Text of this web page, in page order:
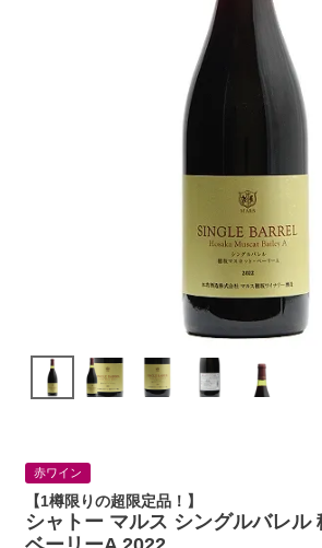
赤ワイン
【1樽限りの超限定品！】
シャトー マルス シングルバレル